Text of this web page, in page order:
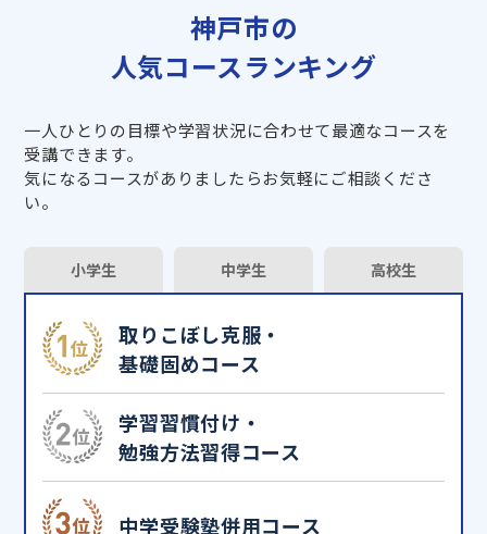
神戸市の
人気コースランキング
一人ひとりの目標や学習状況に合わせて最適なコースを
受講できます。
気になるコースがありましたらお気軽にご相談くださ
い。
小学生 中学生 高校生
取りこぼし克服・
基礎固めコース
学習習慣付け・
勉強方法習得コース
中学受験塾併用コース